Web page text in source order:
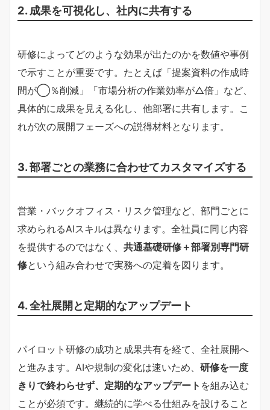
2. 成果を可視化し、社内に共有する
研修によってどのような効果が出たのかを数値や事例
で示すことが重要です。たとえば「提案資料の作成時
間が◯％削減」「市場分析の作業効率が△倍」など、
具体的に成果を見える化し、他部署に共有します。こ
れが次の展開フェーズへの説得材料となります。
3. 部署ごとの業務に合わせてカスタマイズする
営業・バックオフィス・リスク管理など、部門ごとに
求められるAIスキルは異なります。全社員に同じ内容
を提供するのではなく、 共通基礎研修＋部署別専門研
修という組み合わせで実務への定着を図ります。
4. 全社展開と定期的なアップデート
パイロット研修の成功と成果共有を経て、全社展開へ
と進みます。AIや規制の変化は速いため、 研修を一度
きりで終わらせず、定期的なアップデート を組み込む
ことが必須です。継続的に学べる仕組みを設けること